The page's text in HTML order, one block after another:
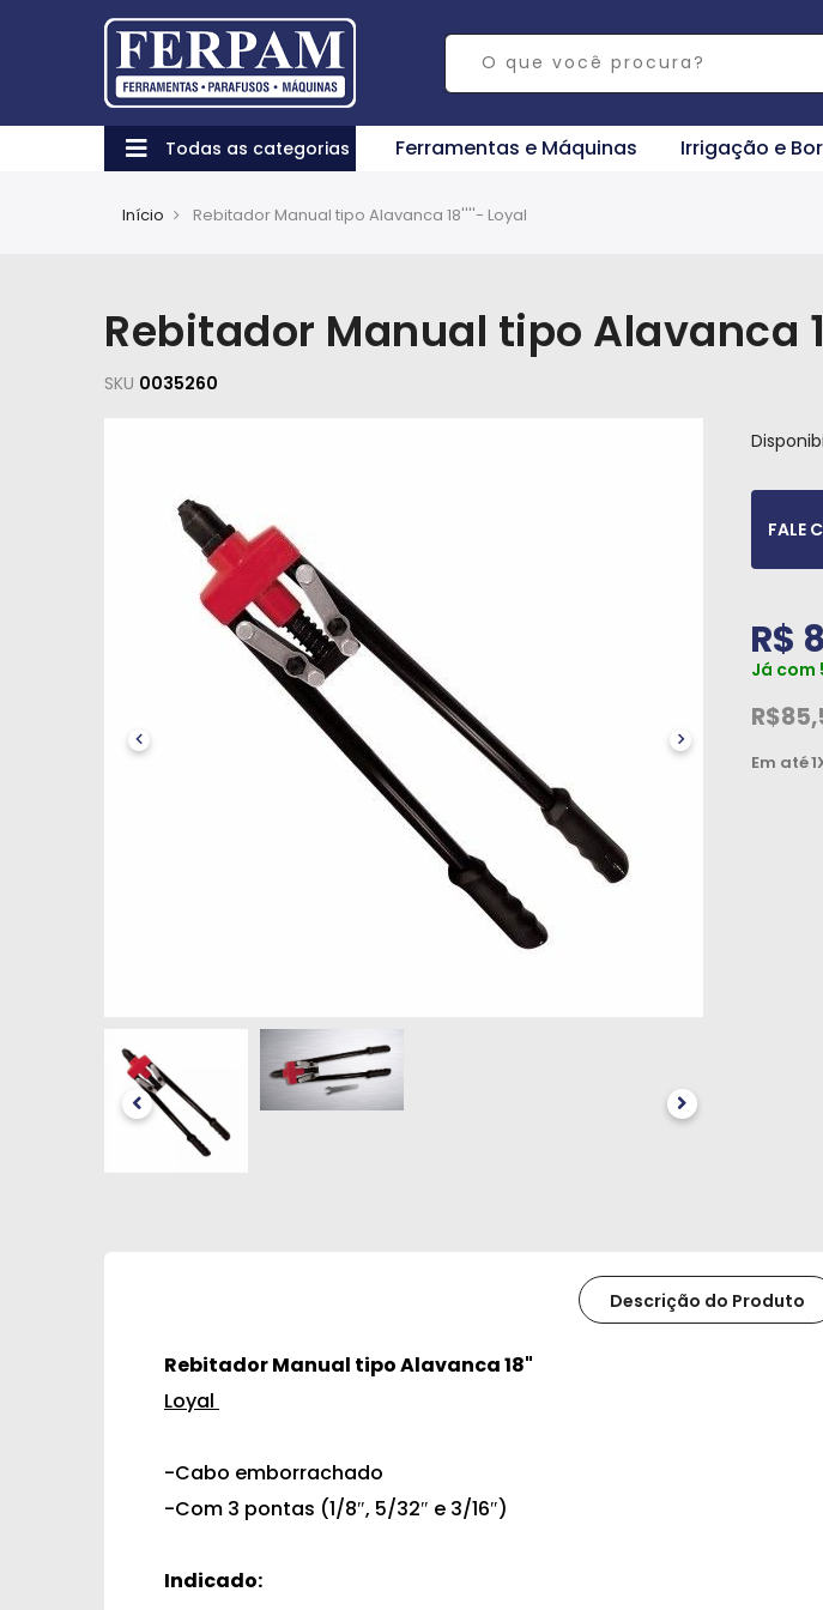
Todas as categorias Ferramentas e Máquinas Irrigação e
Início Rebitador Manual tipo Alavanca 18''''- Loyal
Rebitador Manual tipo Alavanca
SKU 0035260
FALE
R$
Já com
Em até
Descrição do Produto
Rebitador Manual tipo Alavanca 18"
Loyal
-Cabo emborrachado
-Com 3 pontas (1/8″, 5/32″ e 3/16″)
Indicado: